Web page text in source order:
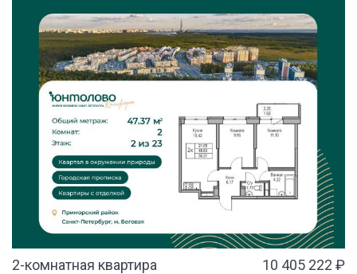
2-комнатная квартира 10 405 222 ₽